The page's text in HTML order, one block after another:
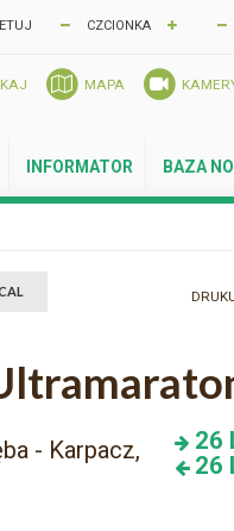
CZCIONKA
MAPA
INFORMATOR BAZA
- Karpacz,
26
26